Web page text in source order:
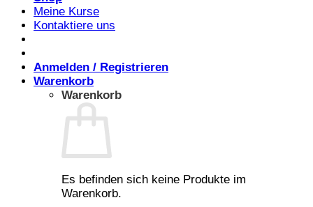
Meine Kurse
Kontaktiere uns
Anmelden / Registrieren
Warenkorb
Warenkorb
Es befinden sich keine Produkte im
Warenkorb.